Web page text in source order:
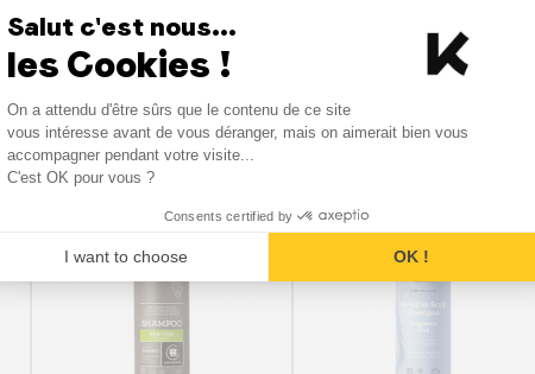
Vergelijkbare producten
Salut c'est nous...
les Cookies !
Consent Management
On a attendu d'être sûrs que le contenu de ce site
vous intéresse avant de vous déranger, mais on aimerait bien vous
accompagner pendant votre visite...
C'est OK pour vous ?
Consents certified by
I want to choose OK !
Axeptio consent